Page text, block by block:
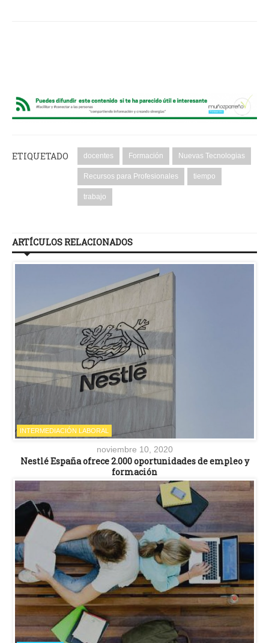
ETIQUETADO docentes Formación Nuevas Tecnologias
Recursos para Profesionales tiempo
trabajo
ARTÍCULOS RELACIONADOS
INTERMEDIACIÓN LABORAL
noviembre 10, 2020
Nestlé España ofrece 2.000 oportunidades de empleo y
formación